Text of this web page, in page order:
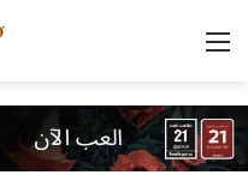
القائمة